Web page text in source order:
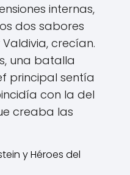
internas,
dos sabores
crecían.
una batalla
principal sentía
con la del
creaba las